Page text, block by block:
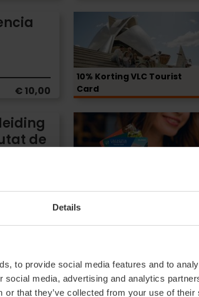
Details
to provide social media features and to
social media, advertising and analytics
or that they’ve collected from your use of
€ 10,00
10% Korting VLC Tourist
Card
Fietsverhuur
audiogids
je
hele
de
€ 12,00 15% Korting
Valencia
Tourist
48
of
naar
€ 35,00
10% Korting VLC Tourist
Card
surfen